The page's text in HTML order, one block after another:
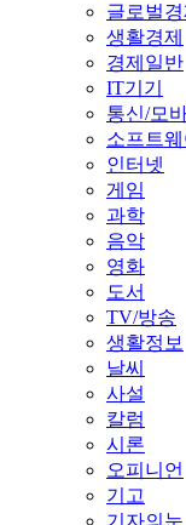
글로벌경
생활경제
경제일반
IT기기
통신/모
소프트웨
인터넷
게임
과학
음악
영화
도서
TV/방송
생활정보
날씨
사설
칼럼
시론
오피니언
기고
기자의눈